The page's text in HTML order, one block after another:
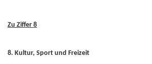
Zu Ziffer 8
8. Kultur, Sport und Freizeit